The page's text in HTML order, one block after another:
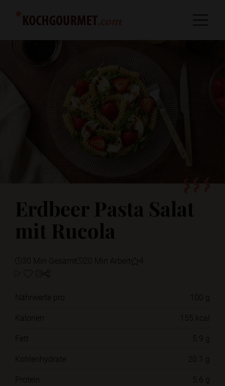
Erdbeer Pasta Salat
mit Rucola
30 Min Gesamt 20 Min Arbeit 4
Nährwerte pro
100 g
Kalorien
155 kcal
Fett
5.9 g
Kohlenhydrate
20.1 g
Protein
5.6 g